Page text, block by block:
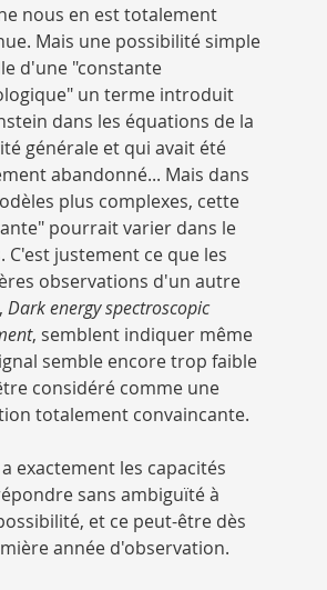
nous en est totalement
Mais une possibilité simple
d'une "constante
un terme introduit
dans les équations de la
générale et qui avait été
abandonné... Mais dans
plus complexes, cette
pourrait varier dans le
C'est justement ce que les
observations d'un autre
Dark energy spectroscopic
, semblent indiquer même
semble encore trop faible
considéré comme une
totalement convaincante.
exactement les capacités
sans ambiguïté à
et ce peut-être dès
année d'observation.